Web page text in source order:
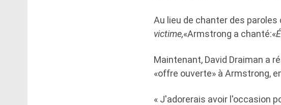
Au lieu de chanter des paroles
victime,«Armstrong a chanté:«
Maintenant, David Draiman a
«offre ouverte» à Armstrong,
« J'adorerais avoir l'occasion